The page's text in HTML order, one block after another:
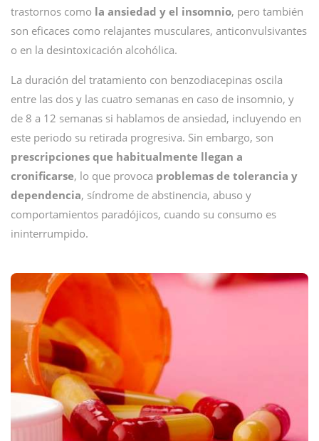
trastornos como la ansiedad y el insomnio, pero también
son eficaces como relajantes musculares, anticonvulsivantes
o en la desintoxicación alcohólica.
La duración del tratamiento con benzodiacepinas oscila
entre las dos y las cuatro semanas en caso de insomnio, y
de 8 a 12 semanas si hablamos de ansiedad, incluyendo en
este periodo su retirada progresiva. Sin embargo, son
prescripciones que habitualmente llegan a
cronificarse, lo que provoca problemas de tolerancia y
dependencia, síndrome de abstinencia, abuso y
comportamientos paradójicos, cuando su consumo es
ininterrumpido.